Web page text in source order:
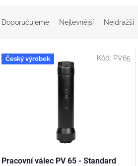
Doporučujeme Nejlevnější Nejdražší
V Český výrobek
Pracovní válec PV 65 - Standard
Kód: PV65